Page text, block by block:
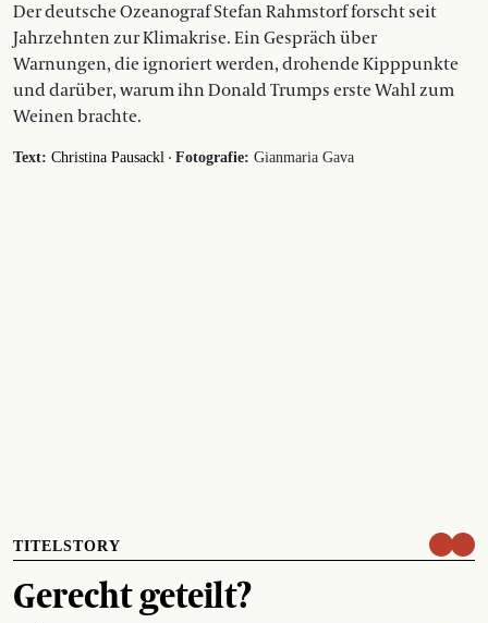
Der deutsche Ozeanograf Stefan Rahmstorf forscht seit
Jahrzehnten zur Klimakrise. Ein Gespräch über
Warnungen, die ignoriert werden, drohende Kipppunkte
und darüber, warum ihn Donald Trumps erste Wahl zum
Weinen brachte.
Text: Christina Pausackl · Fotografie: Gianmaria Gava
TITELSTORY
Gerecht geteilt?